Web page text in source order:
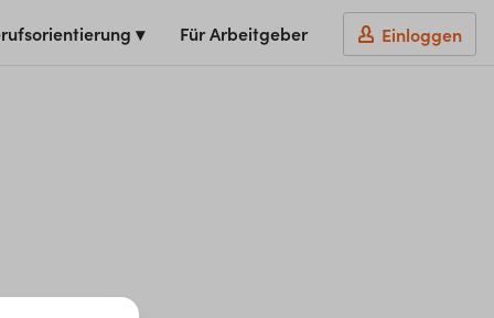
▾ Für Arbeitgeber Einloggen